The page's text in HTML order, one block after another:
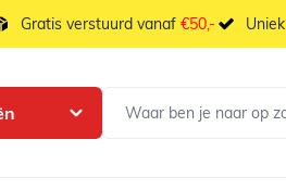
Gratis verstuurd vanaf €50,-